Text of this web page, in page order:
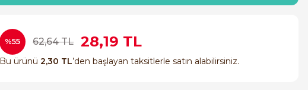
%55 62,64 TL 28,19 TL
Bu ürünü 2,30 TL’den başlayan taksitlerle satın alabilirsiniz.